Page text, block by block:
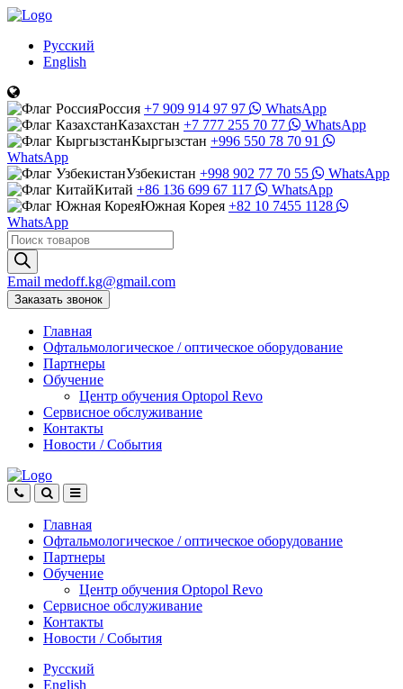
Русский
English
Россия +7 909 914 97 97
WhatsApp
Казахстан +7 777 255 70 77
WhatsApp
Кыргызстан +996 550 78 70 91
WhatsApp
Узбекистан +998 902 77 70 55
WhatsApp
Китай +86 136 699 67 117
WhatsApp
Южная Корея +82 10 7455 1128
WhatsApp
Поиск
товаров
Email medoff.kg@gmail.com
Заказать звонок
Главная
Офтальмологическое / оптическое оборудование
Партнеры
Обучение
Центр обучения Оptopol Revo
Сервисное обслуживание
Контакты
Новости / События
Главная
Офтальмологическое / оптическое оборудование
Партнеры
Обучение
Центр обучения Оptopol Revo
Сервисное обслуживание
Контакты
Новости / События
Русский
English